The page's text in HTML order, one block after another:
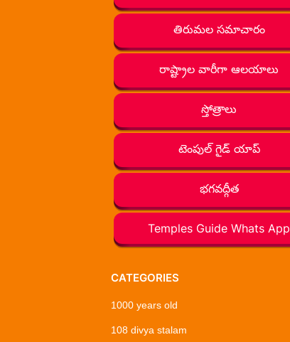
తిరుమల సమాచారం
రాష్ట్రాల వారీగా ఆలయాలు
స్తోత్రాలు
టెంపుల్ గైడ్ యాప్
భగవద్గీత
Temples Guide Whats App
CATEGORIES
1000 years old
108 divya stalam